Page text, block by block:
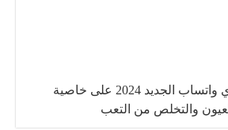
راحة للعيون… يحتوي واتساب الجديد 2024 على خاصية
والتخلص من التعب